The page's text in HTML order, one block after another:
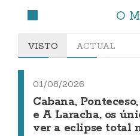
O
VISTO ACTUAL
01/08/2026
Cabana,
e A Laracha, os
ver a eclipse total